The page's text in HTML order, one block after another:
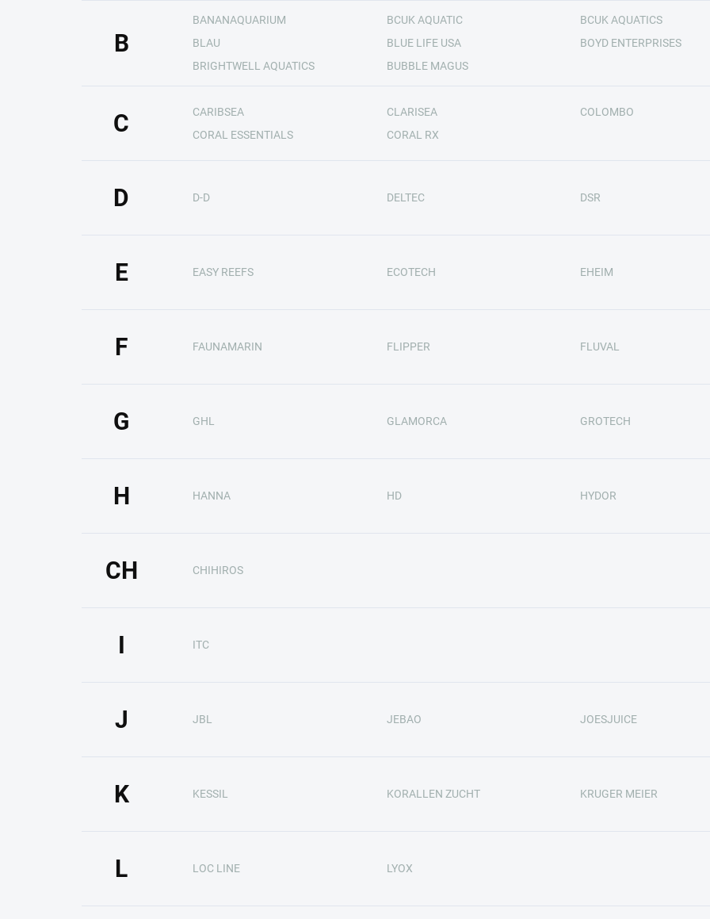
B
BANANAQUARIUM BCUK AQUATIC BCUK AQUATICS
BLAU
BLUE LIFE USA BOYD ENTERPRISES
BRIGHTWELL AQUATICS
BUBBLE MAGUS
C CARIBSEA CLARISEA COLOMBO
CORAL ESSENTIALS
CORAL RX
D D-D DELTEC DSR
E EASY REEFS ECOTECH EHEIM
F FAUNAMARIN FLIPPER FLUVAL
G GHL GLAMORCA GROTECH
H HANNA HD HYDOR
CH CHIHIROS
I ITC
J JBL JEBAO JOESJUICE
K KESSIL KORALLEN ZUCHT KRUGER MEIER
L LOC LINE LYOX